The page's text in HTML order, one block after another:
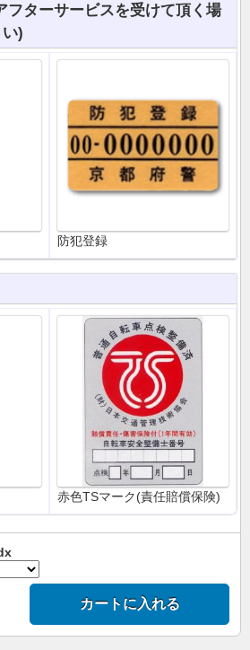
フターサービスを受けて頂く場
)
防犯登録
赤色TSマーク(責任賠償保険)
カートに入れる